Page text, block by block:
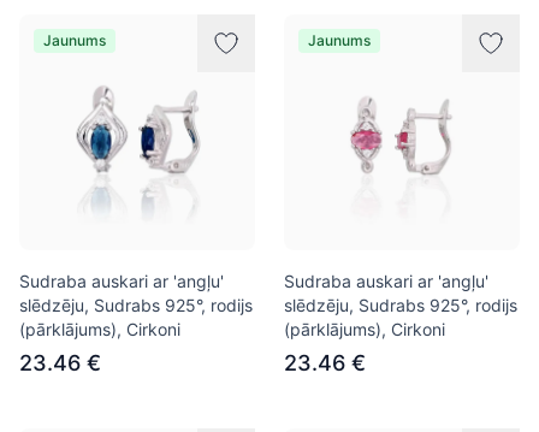
Jaunums
Sudraba auskari ar 'angļu'
slēdzēju, Sudrabs 925°, rodijs
(pārklājums), Cirkoni
23.46 €
Jaunums
Sudraba auskari ar 'angļu'
slēdzēju, Sudrabs 925°, rodijs
(pārklājums), Cirkoni
23.46 €